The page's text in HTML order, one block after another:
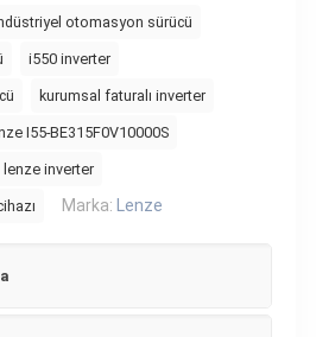
otomasyon sürücü
i550 inverter
kurumsal faturalı inverter
I55-BE315F0V10000S
lenze inverter
Marka: Lenze